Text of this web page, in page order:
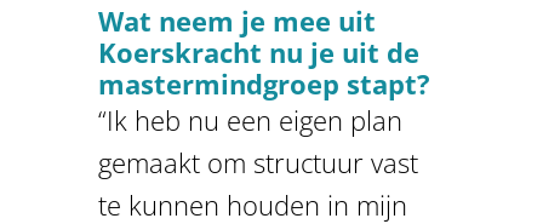
Wat neem je mee uit
Koerskracht nu je uit de
mastermindgroep stapt?
“Ik heb nu een eigen plan
gemaakt om structuur vast
te kunnen houden in mijn